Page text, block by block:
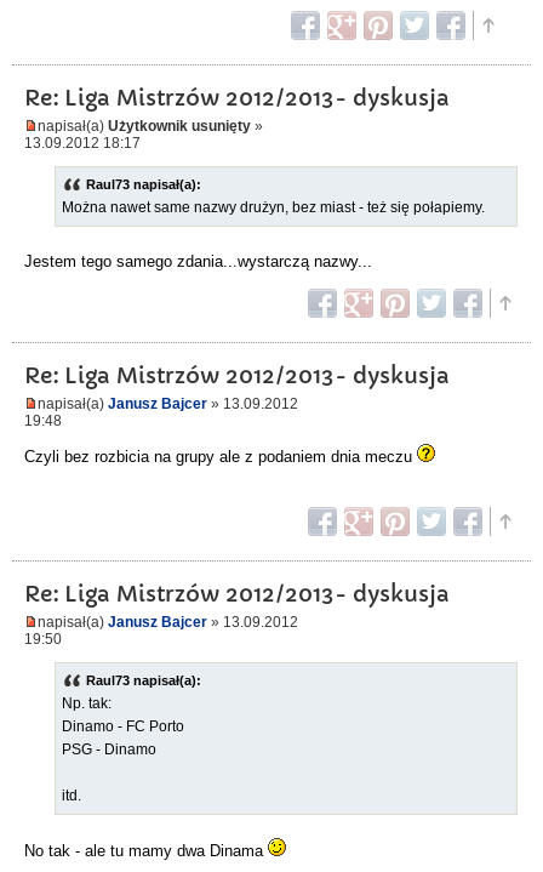
Re: Liga Mistrzów 2012/2013- dyskusja
napisał(a) Użytkownik usunięty »
13.09.2012 18:17
Raul73 napisał(a):
Można nawet same nazwy drużyn, bez miast - też się połapiemy.
Jestem tego samego zdania...wystarczą nazwy...
Re: Liga Mistrzów 2012/2013- dyskusja
napisał(a) Janusz Bajcer » 13.09.2012
19:48
Czyli bez rozbicia na grupy ale z podaniem dnia meczu
Re: Liga Mistrzów 2012/2013- dyskusja
napisał(a) Janusz Bajcer » 13.09.2012
19:50
Raul73 napisał(a):
Np. tak:
Dinamo - FC Porto
PSG - Dinamo
itd.
No tak - ale tu mamy dwa Dinama